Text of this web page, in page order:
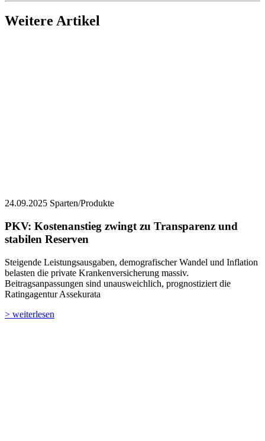
Weitere Artikel
24.09.2025 Sparten/Produkte
PKV: Kostenanstieg zwingt zu Transparenz und
stabilen Reserven
Steigende Leistungsausgaben, demografischer Wandel und Inflation
belasten die private Krankenversicherung massiv.
Beitragsanpassungen sind unausweichlich, prognostiziert die
Ratingagentur Assekurata
> weiterlesen